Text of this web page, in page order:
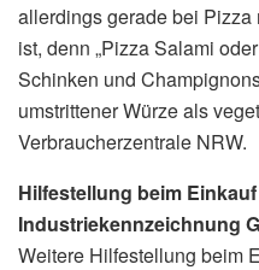
allerdings gerade bei
ist, denn „Pizza Salami
Schinken und
umstrittener Würze als
Verbraucherzentrale NRW.
Hilfestellung beim
Industriekennzeichnung
Weitere Hilfestellung beim